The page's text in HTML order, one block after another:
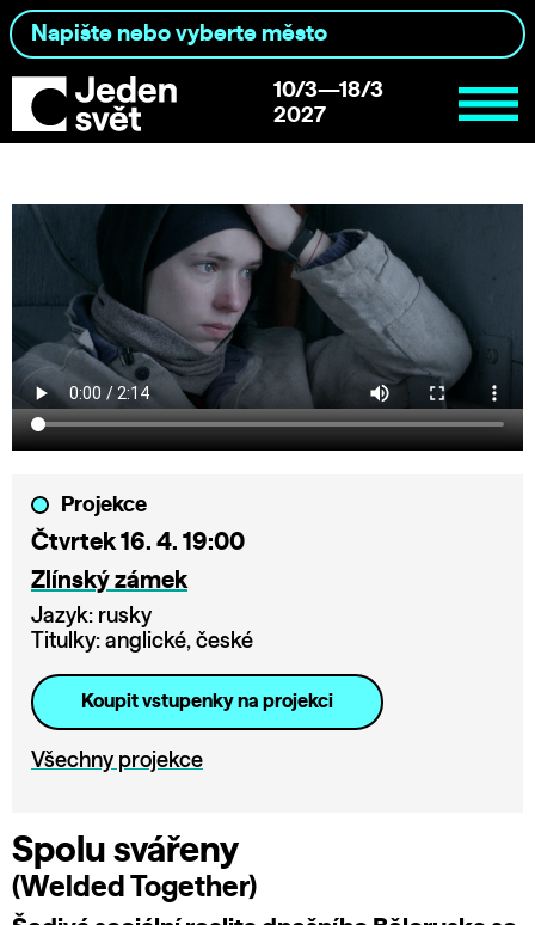
10/3—18/3
2027
Projekce
Čtvrtek 16. 4. 19:00
Zlínský zámek
Jazyk: rusky
Titulky: anglické, české
Koupit vstupenky na projekci
Všechny projekce
Spolu svářeny
(Welded Together)